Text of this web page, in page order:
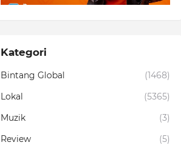
Kategori
Bintang Global
(1468)
Lokal
(5365)
Muzik
(3)
Review
(5)